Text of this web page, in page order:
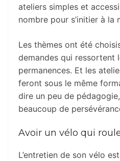
ateliers simples et
nombre pour s’initier à la
Les thèmes ont été
demandes qui ressortent
permanences. Et les
feront sous le même
dire un peu de
beaucoup de
Avoir un vélo qui
L’entretien de son vélo